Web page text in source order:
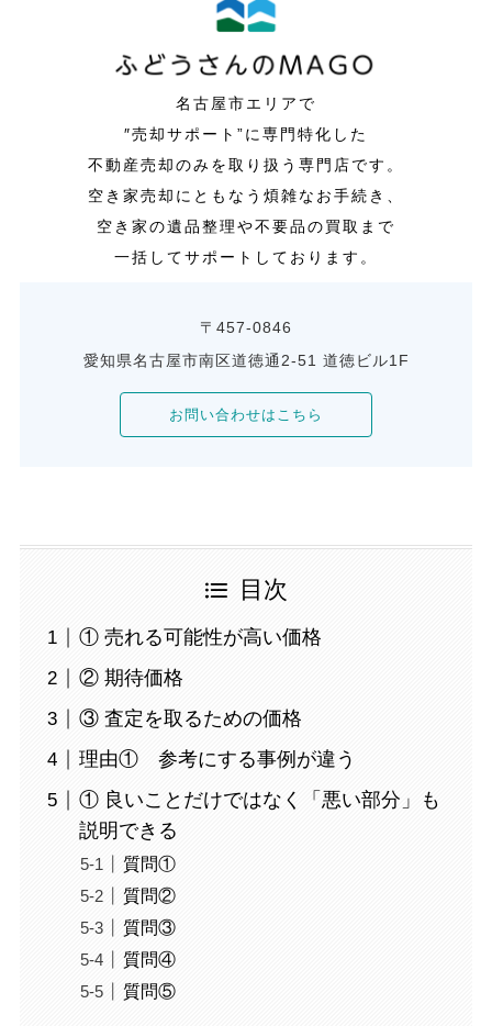
名古屋市エリアで
″売却サポート”に専門特化した
不動産売却のみを取り扱う専門店です。
空き家売却にともなう煩雑なお手続き、
空き家の遺品整理や不要品の買取まで
一括してサポートしております。
〒457-0846
愛知県名古屋市南区道徳通2-51 道徳ビル1F
お問い合わせはこちら
目次
① 売れる可能性が高い価格
② 期待価格
③ 査定を取るための価格
理由① 参考にする事例が違う
① 良いことだけではなく「悪い部分」も
説明できる
質問①
質問②
質問③
質問④
質問⑤